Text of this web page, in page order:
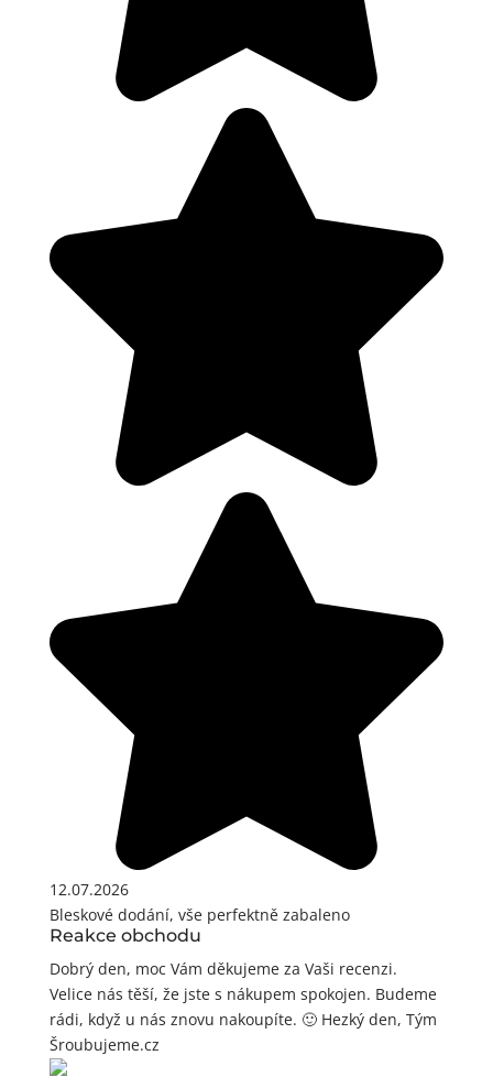
12.07.2026
Bleskové dodání, vše perfektně zabaleno
Reakce obchodu
Dobrý den, moc Vám děkujeme za Vaši recenzi.
Velice nás těší, že jste s nákupem spokojen. Budeme
rádi, když u nás znovu nakoupíte. 🙂 Hezký den, Tým
Šroubujeme.cz